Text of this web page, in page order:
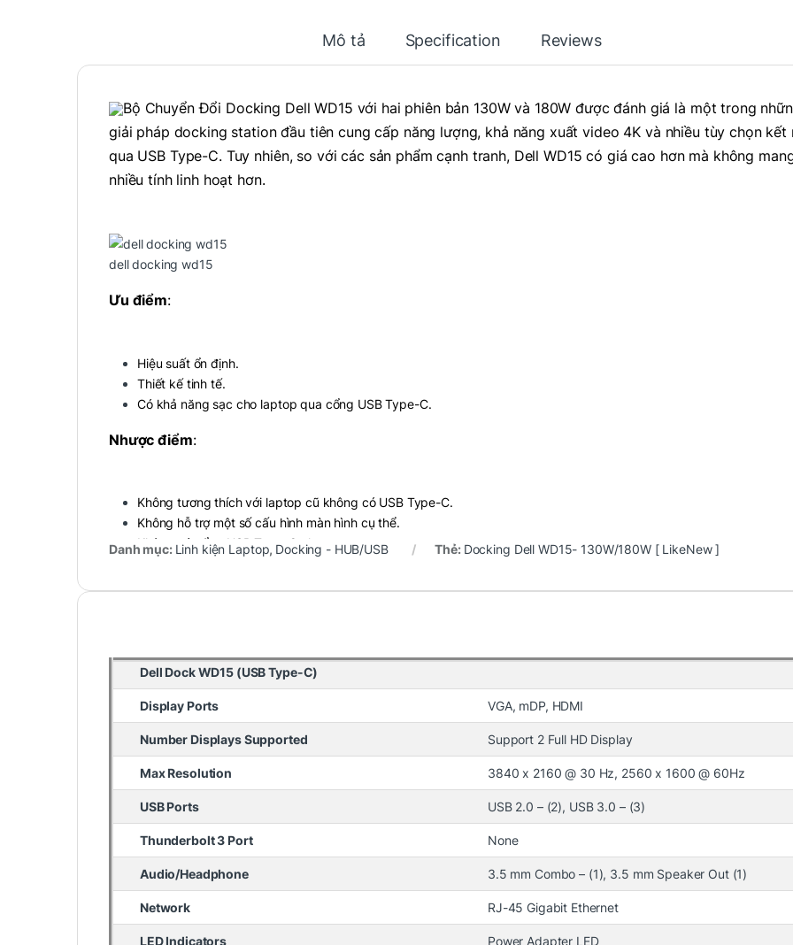
Mô tả Specification Reviews
Bộ Chuyển Đổi Docking Dell WD15 với hai phiên bản 130W và 180W được đánh giá là một trong
giải pháp docking station đầu tiên cung cấp năng lượng, khả năng xuất video 4K và nhiều tùy chọn kết
qua USB Type-C. Tuy nhiên, so với các sản phẩm cạnh tranh, Dell WD15 có giá cao hơn mà không
nhiều tính linh hoạt hơn.
dell docking wd15
Ưu điểm:
Hiệu suất ổn định.
Thiết kế tinh tế.
Có khả năng sạc cho laptop qua cổng USB Type-C.
Nhược điểm:
Không tương thích với laptop cũ không có USB Type-C.
Không hỗ trợ một số cấu hình màn hình cụ thể.
Không có cổng USB Type-C phụ.
Danh mục: Linh kiện Laptop, Docking - HUB/USB Thẻ: Docking Dell WD15- 130W/180W [ LikeNew ]
Dell Dock WD15 (USB Type-C)
Display Ports VGA, mDP, HDMI
Number Displays Supported Support 2 Full HD Display
Max Resolution 3840 x 2160 @ 30 Hz, 2560 x 1600 @ 60Hz
USB Ports USB 2.0 – (2), USB 3.0 – (3)
Thunderbolt 3 Port None
Audio/Headphone 3.5 mm Combo – (1), 3.5 mm Speaker Out (1)
Network RJ-45 Gigabit Ethernet
LED Indicators Power Adapter LED